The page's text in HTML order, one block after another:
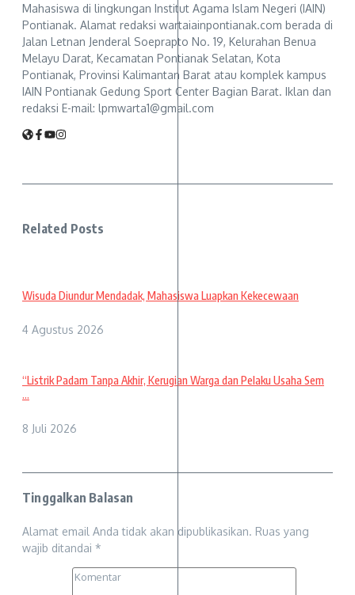
Mahasiswa di lingkungan Institut Agama Islam Negeri (IAIN)
Pontianak. Alamat redaksi wartaiainpontianak.com berada di
Jalan Letnan Jenderal Soeprapto No. 19, Kelurahan Benua
Melayu Darat, Kecamatan Pontianak Selatan, Kota
Pontianak, Provinsi Kalimantan Barat atau komplek kampus
IAIN Pontianak Gedung Sport Center Bagian Barat. Iklan dan
redaksi E-mail: lpmwarta1@gmail.com
Related Posts
Wisuda Diundur Mendadak, Mahasiswa Luapkan Kekecewaan
4 Agustus 2026
“Listrik Padam Tanpa Akhir, Kerugian Warga dan Pelaku Usaha Sem
...
8 Juli 2026
Tinggalkan Balasan
Alamat email Anda tidak akan dipublikasikan. Ruas yang
wajib ditandai *